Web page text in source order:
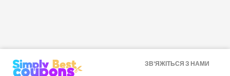
ЗВ'ЯЖІТЬСЯ З НАМИ